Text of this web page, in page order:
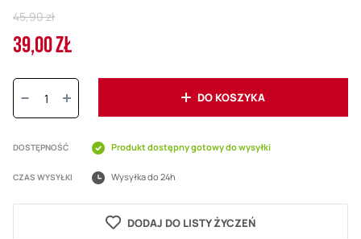
Cena
39,00 ZŁ
Regular
Price
45,90 zł
Ilość:
DO KOSZYKA
DOSTĘPNOŚĆ Produkt dostępny gotowy do wysyłki
CZAS WYSYŁKI Wysyłka do 24h
DODAJ DO LISTY ŻYCZEŃ